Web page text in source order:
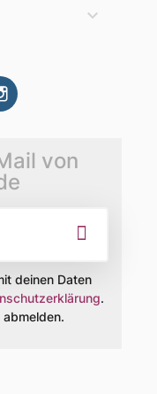

von
deinen Daten
.